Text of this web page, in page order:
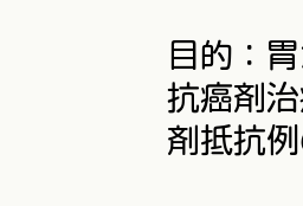
目的：
抗癌剤
剤抵抗